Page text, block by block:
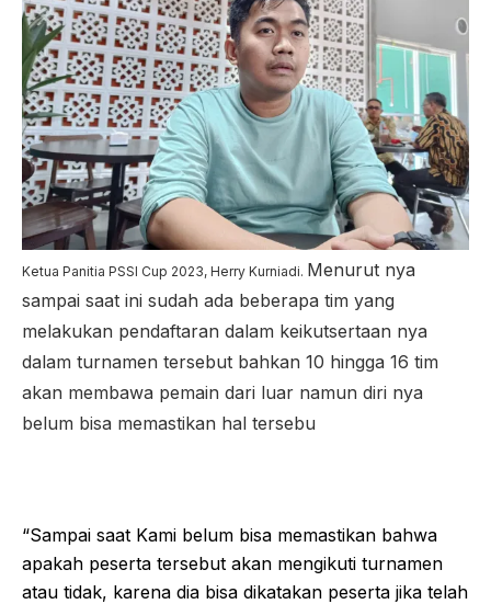
Ketua Panitia PSSI Cup 2023, Herry Kurniadi. Menurut nya
sampai saat ini sudah ada beberapa tim yang
melakukan pendaftaran dalam keikutsertaan nya
dalam turnamen tersebut bahkan 10 hingga 16 tim
akan membawa pemain dari luar namun diri nya
belum bisa memastikan hal tersebu
“Sampai saat Kami belum bisa memastikan bahwa
apakah peserta tersebut akan mengikuti turnamen
atau tidak, karena dia bisa dikatakan peserta jika telah